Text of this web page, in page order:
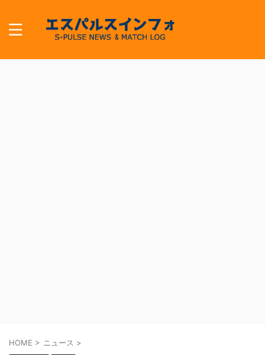
HOME > ニュース >